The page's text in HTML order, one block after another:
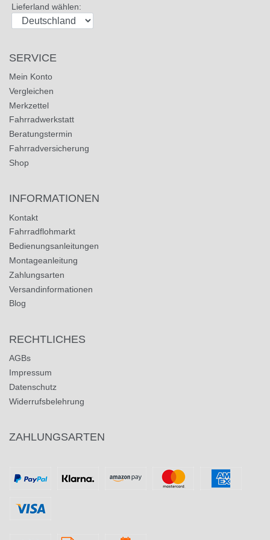
Lieferland wählen:
SERVICE
Mein Konto
Vergleichen
Merkzettel
Fahrradwerkstatt
Beratungstermin
Fahrradversicherung
Shop
INFORMATIONEN
Kontakt
Fahrradflohmarkt
Bedienungsanleitungen
Montageanleitung
Zahlungsarten
Versandinformationen
Blog
RECHTLICHES
AGBs
Impressum
Datenschutz
Widerrufsbelehrung
ZAHLUNGSARTEN